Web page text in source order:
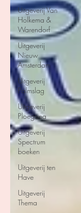
Uitgeverij Van
Holkema &
Warendorf
Uitgeverij
Nieuw
Amsterdam
Uitgeverij
Palmslag
Uitgeverij
Ploegsma
Uitgeverij
Spectrum
boeken
Uitgeverij ten
Have
Uitgeverij
Thema